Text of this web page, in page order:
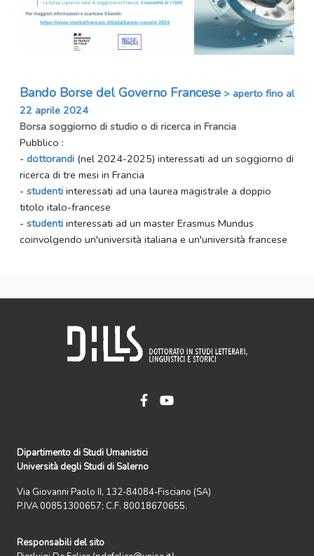
Bando Borse del Governo Francese > aperto fino al
22 aprile 2024
Borsa soggiorno di studio o di ricerca in Francia
Pubblico :
- dottorandi (nel 2024-2025) interessati ad un soggiorno di
ricerca di tre mesi in Francia
- studenti interessati ad una laurea magistrale a doppio
titolo italo-francese
- studenti interessati ad un master Erasmus Mundus
coinvolgendo un'università italiana e un'università francese
Dipartimento di Studi Umanistici
Università degli Studi di Salerno
Via Giovanni Paolo II, 132-84084-Fisciano (SA)
P.IVA 00851300657; C.F. 80018670655.
Responsabili del sito